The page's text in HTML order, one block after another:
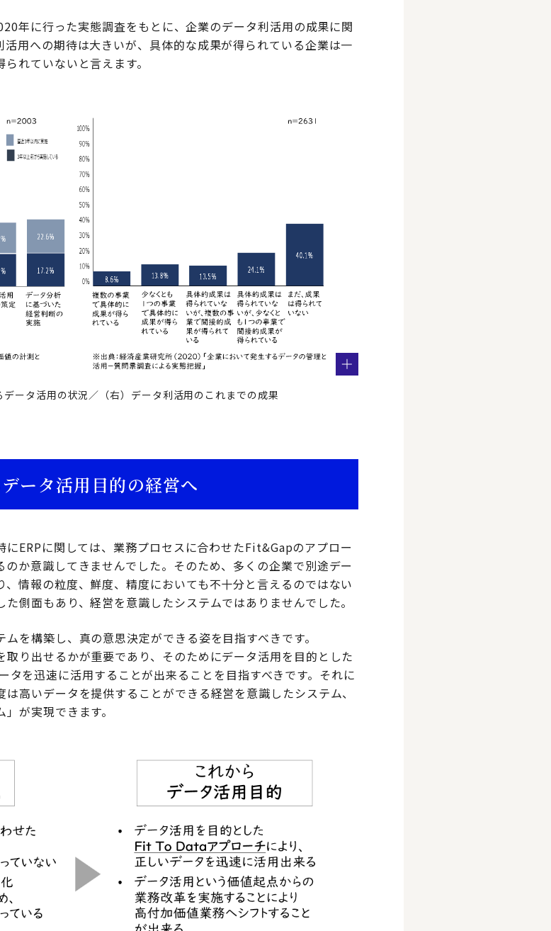
年に行った実態調査をもとに、企業のデータ利活用の成果に関
用への期待は大きいが、具体的な成果が得られている企業は一
れていないと言えます。
データ活用の状況／（右）データ利活用のこれまでの成果
ータ活用目的の経営へ
にERPに関しては、業務プロセスに合わせたFit&Gapのアプロー
か意識してきませんでした。そのため、多くの企業で別途デー
情報の粒度、鮮度、精度においても不十分と言えるのではない
側面もあり、経営を意識したシステムではありませんでした。
を構築し、真の意思決定ができる姿を目指すべきです。
り出せるかが重要であり、そのためにデータ活用を目的とした
を迅速に活用することが出来ることを目指すべきです。それに
高いデータを提供することができる経営を意識したシステム、
が実現できます。